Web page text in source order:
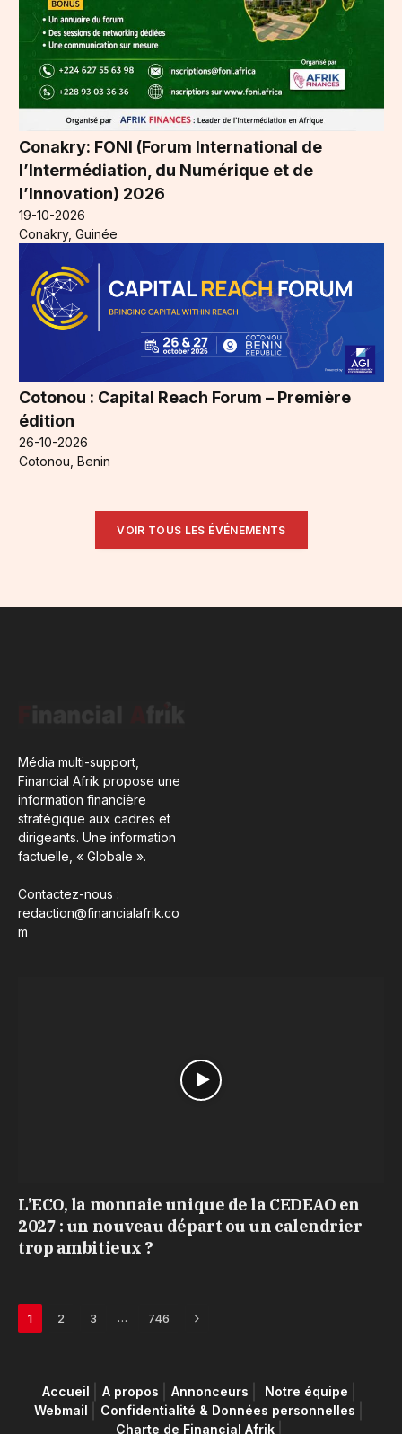
Conakry: FONI (Forum International de
l’Intermédiation, du Numérique et de
l’Innovation) 2026
19-10-2026
Conakry, Guinée
Cotonou : Capital Reach Forum – Première
édition
26-10-2026
Cotonou, Benin
VOIR TOUS LES ÉVÉNEMENTS
Média multi-support,
Financial Afrik propose une
information financière
stratégique aux cadres et
dirigeants. Une information
factuelle, « Globale ».
Contactez-nous :
redaction@financialafrik.co
m
L’ECO, la monnaie unique de la CEDEAO en
2027 : un nouveau départ ou un calendrier
trop ambitieux ?
1 2 3 … 746 Next
Accueil A propos Annonceurs
Notre équipe
Webmail
Confidentialité & Données personnelles
Charte de Financial Afrik